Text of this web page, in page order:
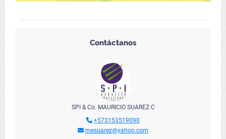
Contáctanos
SPI & Co. MAURICIO SUAREZ C
+573153519090
mesuarez@yahoo.com